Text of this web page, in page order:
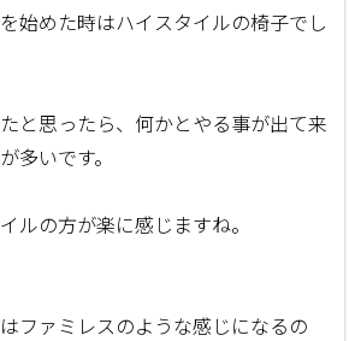
始めた時はハイスタイルの椅子でし
と思ったら、何かとやる事が出て来
多いです。
ルの方が楽に感じますね。
ファミレスのような感じになるの